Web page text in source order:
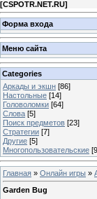
[CSPOTR.NET.RU]
Форма входа
Меню сайта
Categories
Аркады и экшн [86]
Настольные [14]
Головоломки [64]
Слова [5]
Поиск предметов [23]
Стратегии [7]
Другие [5]
Многопользовательские
Главная » Онлайн игры »
Garden Bug